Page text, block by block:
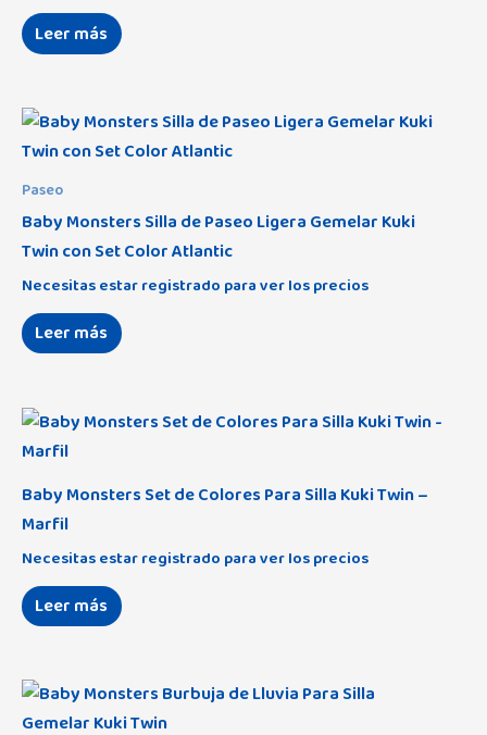
Leer más
Paseo
Baby Monsters Silla de Paseo Ligera Gemelar Kuki
Twin con Set Color Atlantic
Necesitas estar registrado para ver los precios
Leer más
Baby Monsters Set de Colores Para Silla Kuki Twin –
Marfil
Necesitas estar registrado para ver los precios
Leer más